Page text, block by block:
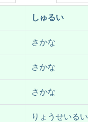
しゅるい
さかな
さかな
さかな
りょうせいるい